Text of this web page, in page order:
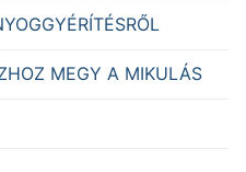
MEGY A MIKULÁS